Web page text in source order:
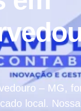
– MG,
local.